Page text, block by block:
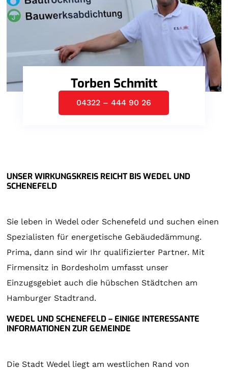
Torben Schmitt
04322 – 444 90 26
UNSER WIRKUNGSKREIS REICHT BIS WEDEL UND
SCHENEFELD
Sie leben in Wedel oder Schenefeld und suchen einen
Spezialisten für energetische Gebäudedämmung.
Prima, dann sind wir Ihr qualifizierter Partner. Mit
Firmensitz in Bordesholm umfasst unser
Einzugsgebiet auch die hübschen Städtchen am
Hamburger Stadtrand.
WEDEL UND SCHENEFELD – EINIGE INTERESSANTE
INFORMATIONEN ZUR GEMEINDE
Die Stadt Wedel liegt am westlichen Rand von